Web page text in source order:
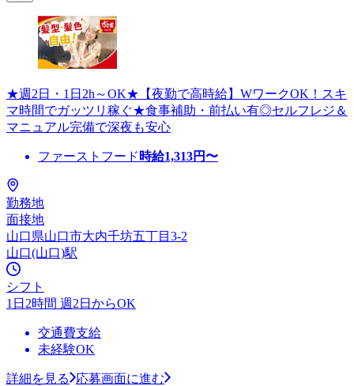
★週2日・1日2h～OK★【夜勤で高時給】WワークOK！スキ
マ時間でガッツリ稼ぐ★食事補助・前払い有◎セルフレジ＆
マニュアル完備で深夜も安心
ファーストフード 時給1,313円〜
勤務地
面接地
山口県山口市大内千坊五丁目3-2
山口(山口)駅
シフト
1日2時間 週2日からOK
交通費支給
未経験OK
詳細を見る
応募画面に進む